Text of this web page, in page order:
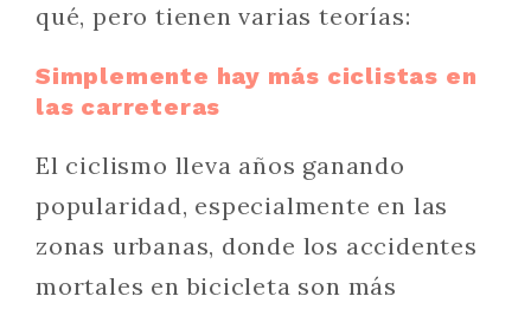
qué, pero tienen varias teorías:
Simplemente hay más ciclistas en
las carreteras
El ciclismo lleva años ganando
popularidad, especialmente en las
zonas urbanas, donde los accidentes
mortales en bicicleta son más